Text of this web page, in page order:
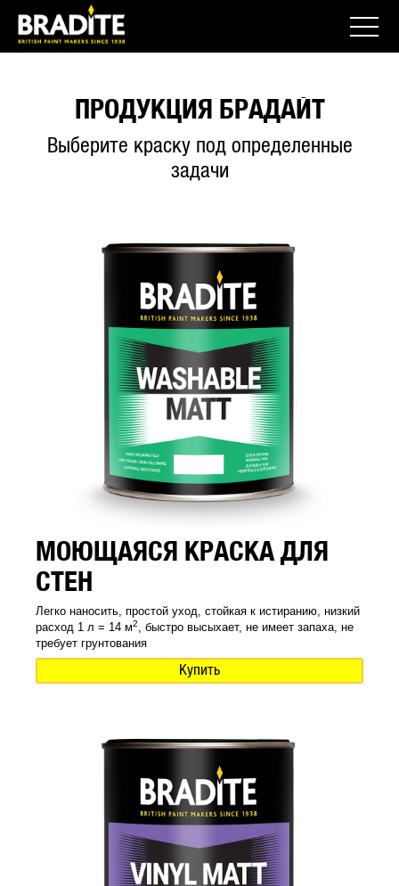
ПРОДУКЦИЯ БРАДАЙТ
Выберите краску под определенные
задачи
МОЮЩАЯСЯ КРАСКА ДЛЯ
СТЕН
Легко наносить, простой уход, стойкая к истиранию, низкий
расход 1 л = 14 м2
, быстро высыхает, не имеет запаха, не
требует грунтования
Купить